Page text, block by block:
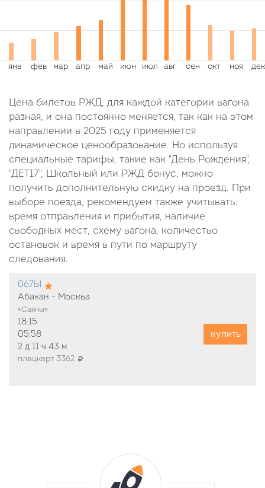
Цена билетов РЖД, для каждой категории вагона
разная, и она постоянно меняется, так как на этом
направлении в 2025 году применяется
динамическое ценообразование. Но используя
специальные тарифы, такие как "День Рождения",
"ДЕТ17", Школьный или РЖД бонус, можно
получить дополнительную скидку на проезд. При
выборе поезда, рекомендуем также учитывать:
время отправления и прибытия, наличие
свободных мест, схему вагона, количество
остановок и время в пути по маршруту
следования.
067Ы
Абакан - Москва
«Саяны»
18:15
05:58
2 д 11 ч 43 м
плацкарт 3362
купить